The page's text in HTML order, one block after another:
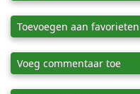
Toevoegen aan favorieten
Voeg commentaar toe